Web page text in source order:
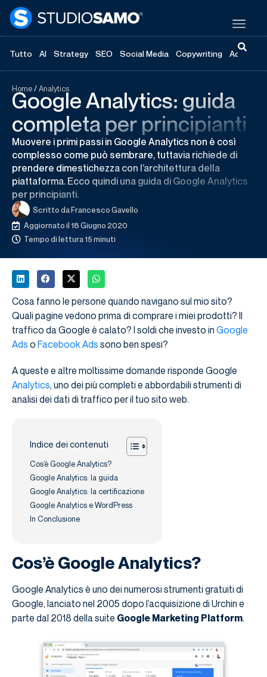
Tutto AI Strategy SEO Social Media Copywriting
Home/Analytics
Google Analytics: guida
completa per principianti
Muovere i primi passi in Google Analytics non è così
complesso come può sembrare, tuttavia richiede di
prendere dimestichezza con l’architettura della
piattaforma. Ecco quindi una guida di Google Analytics
per principianti.
Scritto daFrancesco Gavello
Aggiornato il 18 Giugno 2020
Tempo di lettura 15 minuti
Cosa fanno le persone quando navigano sul mio sito?
Quali pagine vedono prima di comprare i miei prodotti? Il
traffico da Google è calato? I soldi che investo in Google
Ads o Facebook Ads sono ben spesi?
A queste e altre moltissime domande risponde Google
Analytics, uno dei più completi e abbordabili strumenti di
analisi dei dati di traffico per il tuo sito web.
Indice dei contenuti
Cos’è Google Analytics?
Google Analytics: la guida
Google Analytics: la certificazione
Google Analytics e WordPress
In Conclusione
Cos’è Google Analytics?
Google Analytics è uno dei numerosi strumenti gratuiti di
Google, lanciato nel 2005 dopo l’acquisizione di Urchin e
parte dal 2018 della suite Google Marketing Platform.